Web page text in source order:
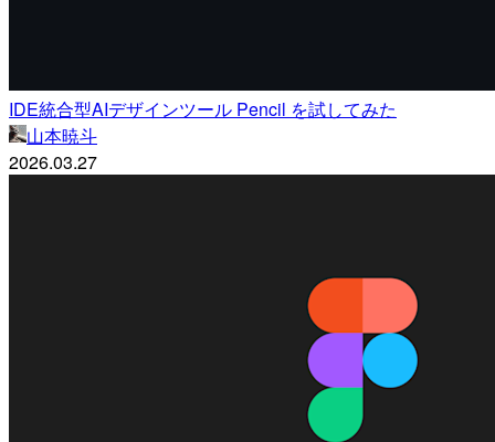
IDE統合型AIデザインツール Pencil を試してみた
山本暁斗
2026.03.27